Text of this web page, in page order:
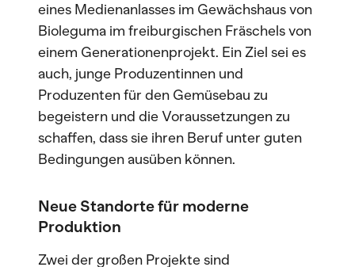
eines Medienanlasses im Gewächshaus von
Bioleguma im freiburgischen Fräschels von
einem Generationenprojekt. Ein Ziel sei es
auch, junge Produzentinnen und
Produzenten für den Gemüsebau zu
begeistern und die Voraussetzungen zu
schaffen, dass sie ihren Beruf unter guten
Bedingungen ausüben können.
Neue Standorte für moderne
Produktion
Zwei der großen Projekte sind